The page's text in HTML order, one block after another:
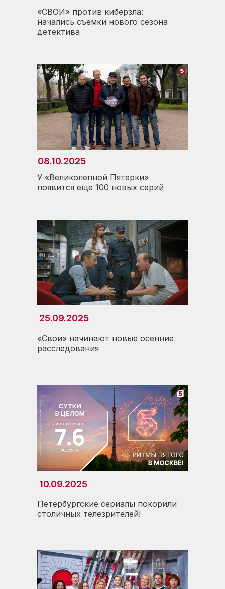
10.09.2025
Петербургские сериалы покорили
столичных телезрителей!
25.09.2025
«Свои» начинают новые осенние
расследования
08.10.2025
У «Великолепной Пятерки»
появится еще 100 новых серий
«СВОИ» против киберзла:
начались съемки нового сезона
детектива